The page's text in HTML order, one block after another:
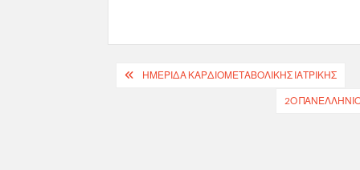
Πλοήγηση
ΗΜΕΡΙΔΑ ΚΑΡΔΙΟΜΕΤΑΒΟΛΙΚΗΣ ΙΑΤΡΙΚΗΣ
2Ο